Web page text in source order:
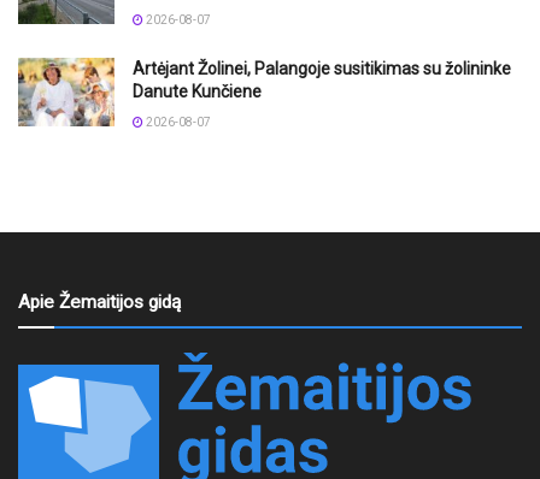
2026-08-07
Artėjant Žolinei, Palangoje susitikimas su žolininke
Danute Kunčiene
2026-08-07
Apie Žemaitijos gidą